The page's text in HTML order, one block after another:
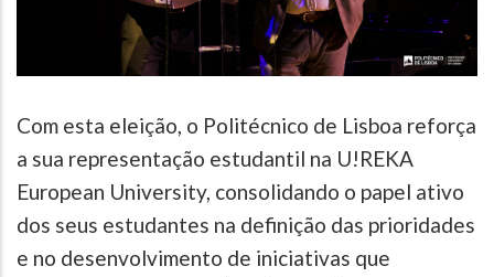
Com esta eleição, o Politécnico de Lisboa reforça
a sua representação estudantil na U!REKA
European University, consolidando o papel ativo
dos seus estudantes na definição das prioridades
e no desenvolvimento de iniciativas que